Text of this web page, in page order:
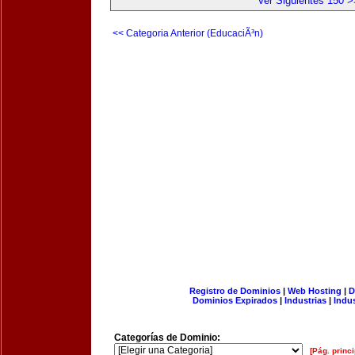
<< Categoria Anterior (EducaciÃ³n)
Registro de Dominios| Web Hosting |
Dominios Expirados | Industrias |
Categorías de Dominio:
[Pág.